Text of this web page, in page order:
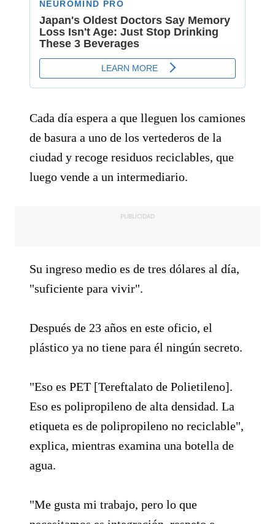
Cada día espera a que lleguen los camiones
de basura a uno de los vertederos de la
ciudad y recoge residuos reciclables, que
luego vende a un intermediario.
PUBLICIDAD
Su ingreso medio es de tres dólares al día,
"suficiente para vivir".
Después de 23 años en este oficio, el
plástico ya no tiene para él ningún secreto.
"Eso es PET [Tereftalato de Polietileno].
Eso es polipropileno de alta densidad. La
etiqueta es de polipropileno no reciclable",
explica, mientras examina una botella de
agua.
"Me gusta mi trabajo, pero lo que